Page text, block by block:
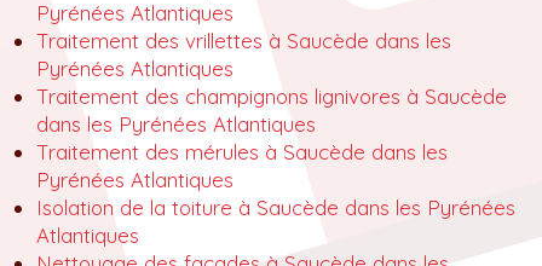
Pyrénées Atlantiques
Traitement des vrillettes à Saucède dans les
Pyrénées Atlantiques
Traitement des champignons lignivores à Saucède
dans les Pyrénées Atlantiques
Traitement des mérules à Saucède dans les
Pyrénées Atlantiques
Isolation de la toiture à Saucède dans les Pyrénées
Atlantiques